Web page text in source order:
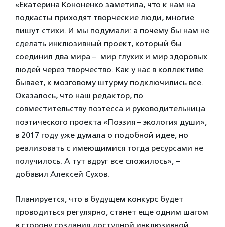
«Екатерина Кононенко заметила, что к нам на
подкасты приходят творческие люди, многие
пишут стихи. И мы подумали: а почему бы нам не
сделать инклюзивный проект, который бы
соединил два мира – мир глухих и мир здоровых
людей через творчество. Как у нас в коллективе
бывает, к мозговому штурму подключились все.
Оказалось, что наш редактор, по
совместительству поэтесса и руководительница
поэтического проекта «Поэзия – экология души»,
в 2017 году уже думала о подобной идее, но
реализовать с имеющимися тогда ресурсами не
получилось. А тут вдруг все сложилось», –
добавил Алексей Сухов.
Планируется, что в будущем конкурс будет
проводиться регулярно, станет еще одним шагом